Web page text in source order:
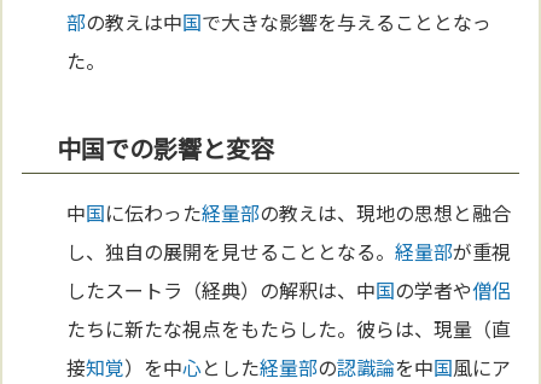
部の教えは中国で大きな影響を与えることとなっ
た。
中国での影響と変容
中国に伝わった経量部の教えは、現地の思想と融合
し、独自の展開を見せることとなる。経量部が重視
したスートラ（経典）の解釈は、中国の学者や僧侶
たちに新たな視点をもたらした。彼らは、現量（直
接知覚）を中心とした経量部の認識論を中国風にア